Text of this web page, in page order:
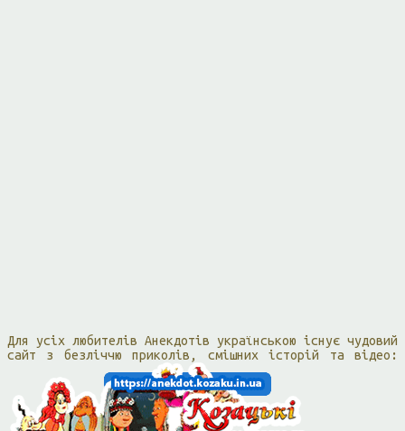
Для усіх любителів Анекдотів українською існує чудовий
сайт з безліччю приколів, смішних історій та відео: